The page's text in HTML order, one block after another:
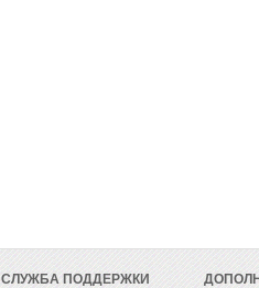
СЛУЖБА ПОДДЕРЖКИ